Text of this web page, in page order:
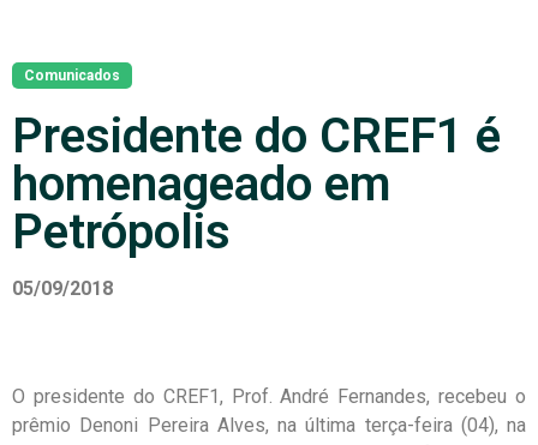
Comunicados
Presidente do CREF1 é
homenageado em
Petrópolis
05/09/2018
O presidente do CREF1, Prof. André Fernandes, recebeu o
prêmio Denoni Pereira Alves, na última terça-feira (04), na